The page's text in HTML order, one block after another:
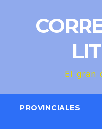
El gran
PROVINCIALES